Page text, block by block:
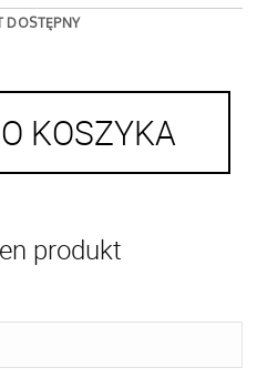
DOSTĘPNY
KOSZYKA
produkt